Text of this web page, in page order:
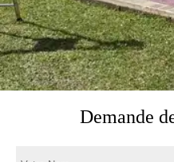
Demande